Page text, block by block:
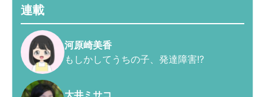
連載
河原崎美香
もしかしてうちの子、発達障害!?